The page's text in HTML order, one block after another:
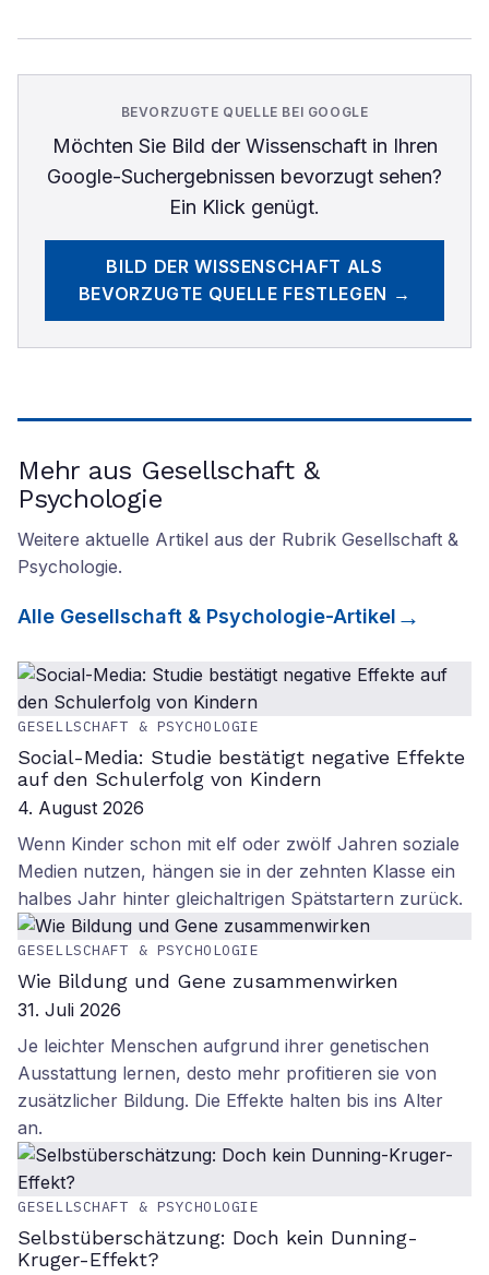
BEVORZUGTE QUELLE BEI GOOGLE
Möchten Sie Bild der Wissenschaftin Ihren
Google-Suchergebnissen bevorzugt sehen?
Ein Klick genügt.
BILD DER WISSENSCHAFT ALS
BEVORZUGTE QUELLE FESTLEGEN →
Mehr aus Gesellschaft &
Psychologie
Weitere aktuelle Artikel aus der Rubrik Gesellschaft &
Psychologie.
Alle Gesellschaft & Psychologie-Artikel
GESELLSCHAFT & PSYCHOLOGIE
Social-Media: Studie bestätigt negative Effekte
auf den Schulerfolg von Kindern
4. August 2026
Wenn Kinder schon mit elf oder zwölf Jahren soziale
Medien nutzen, hängen sie in der zehnten Klasse ein
halbes Jahr hinter gleichaltrigen Spätstartern zurück.
GESELLSCHAFT & PSYCHOLOGIE
Wie Bildung und Gene zusammenwirken
31. Juli 2026
Je leichter Menschen aufgrund ihrer genetischen
Ausstattung lernen, desto mehr profitieren sie von
zusätzlicher Bildung. Die Effekte halten bis ins Alter
an.
GESELLSCHAFT & PSYCHOLOGIE
Selbstüberschätzung: Doch kein Dunning-
Kruger-Effekt?